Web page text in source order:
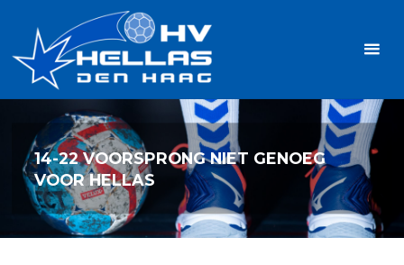
inhoud
14-22 VOORSPRONG NIET GENOEG
VOOR HELLAS